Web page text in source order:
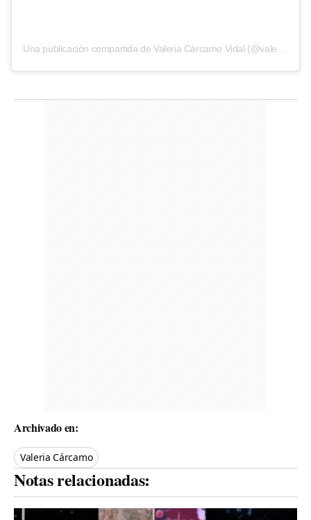
Una publicación compartida de Valeria Cárcamo Vidal (@valeriacarcamovidal)
Archivado en:
Valeria Cárcamo
Notas relacionadas: